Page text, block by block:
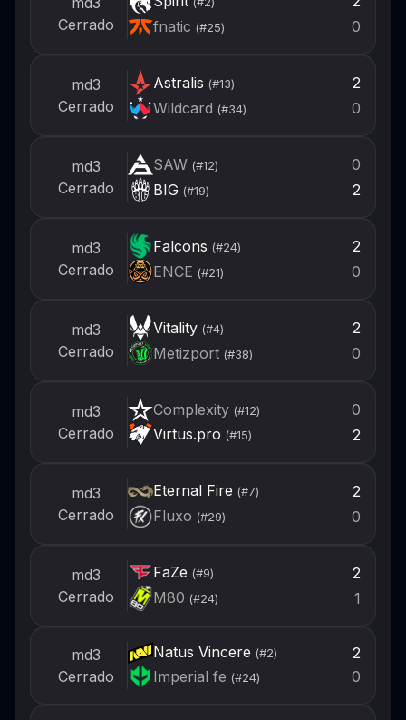
Cerrado
fnatic (#25) 0
md3
Cerrado
Astralis (#13)
2
Wildcard (#34) 0
md3
Cerrado
SAW (#12)
0
BIG(#19) 2
md3
Cerrado
Falcons (#24)
2
ENCE (#21) 0
md3
Cerrado
Vitality(#4)
2
Metizport(#38) 0
md3
Cerrado
Complexity(#12)
0
Virtus.pro (#15) 2
md3
Cerrado
Eternal Fire (#7)
2
Fluxo (#29) 0
md3
Cerrado
FaZe (#9)
2
M80 (#24) 1
md3
Cerrado
Natus Vincere (#2)
2
Imperial fe (#24) 0